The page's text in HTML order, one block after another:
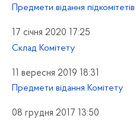
Предмети відання підкомітетів
17 січня 2020 17:25
Склад Комітету
11 вересня 2019 18:31
Предмети відання Комітету
08 грудня 2017 13:50